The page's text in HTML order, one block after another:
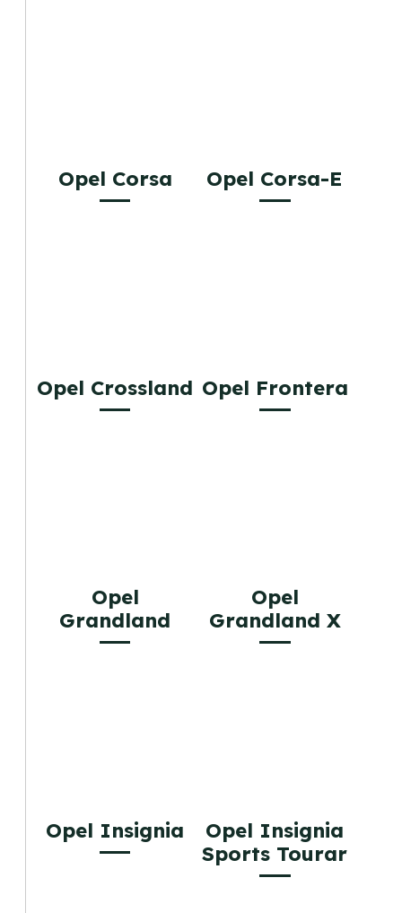
Opel Corsa Opel Corsa-E
Opel Crossland Opel Frontera
Opel
Grandland
Opel
Grandland X
Opel Insignia
Opel Insignia
Sports Tourar